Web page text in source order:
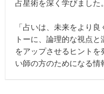
占星術を深く学びました。
「占いは、未来をより
トーに、論理的な視点
をアップさせるヒント
い師の方のためになる情